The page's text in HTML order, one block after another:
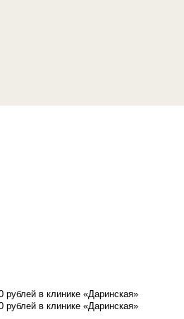
в клинике «Даринская»
в клинике «Даринская»